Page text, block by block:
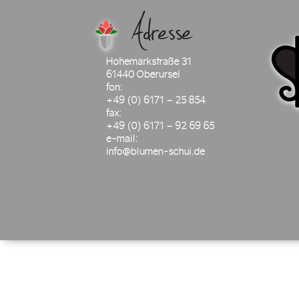
Adresse
Hohemarkstraße 31
61440 Oberursel
fon:
+49 (0) 6171 – 25 854
fax:
+49 (0) 6171 – 92 69 65
e-mail:
info@blumen-schui.de